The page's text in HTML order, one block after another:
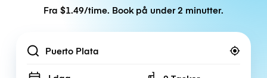
Fra $1.49/time. Book på under 2 minutter.
Location